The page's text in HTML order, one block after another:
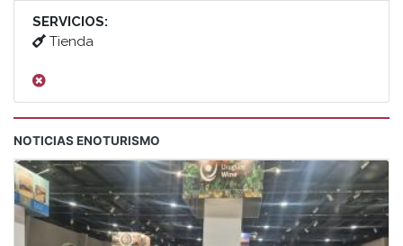
SERVICIOS:
Tienda
NOTICIAS ENOTURISMO